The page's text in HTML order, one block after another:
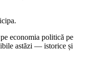
economia politică pe
astăzi ― istorice și